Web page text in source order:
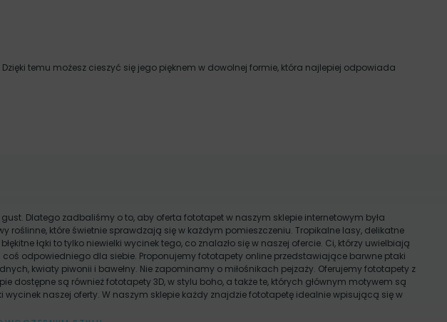
temu możesz cieszyć się jego pięknem w dowolnej formie, która najlepiej odpowiada
Dlatego zadbaliśmy o to, aby oferta fototapet w naszym sklepie internetowym była
które świetnie sprawdzają się w każdym pomieszczeniu. Tropikalne lasy, delikatne
łąki to tylko niewielki wycinek tego, co znalazło się w naszej ofercie. Ci, którzy uwielbiają
odpowiedniego dla siebie. Proponujemy fototapety online przedstawiające barwne ptaki
kwiaty piwonii i bawełny. Nie zapominamy o miłośnikach pejzaży. Oferujemy fototapety z
dostępne są również fototapety 3D, w stylu boho, a także te, których głównym motywem są
wycinek naszej oferty. W naszym sklepie każdy znajdzie fototapetę idealnie wpisującą się w